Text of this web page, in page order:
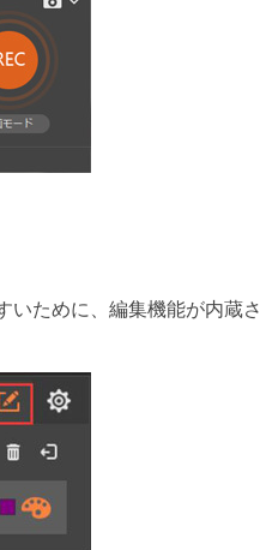
いために、編集機能が内蔵さ